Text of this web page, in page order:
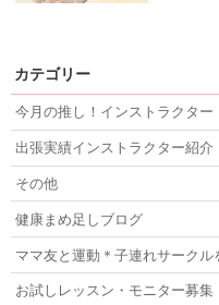
カテゴリー
今月の推し！インストラクター
出張実績インストラクター紹介
その他
健康まめ足しブログ
ママ友と運動＊子連れサークル
お試しレッスン・モニター募集